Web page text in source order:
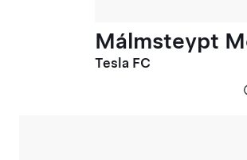
Málmsteypt
Tesla FC